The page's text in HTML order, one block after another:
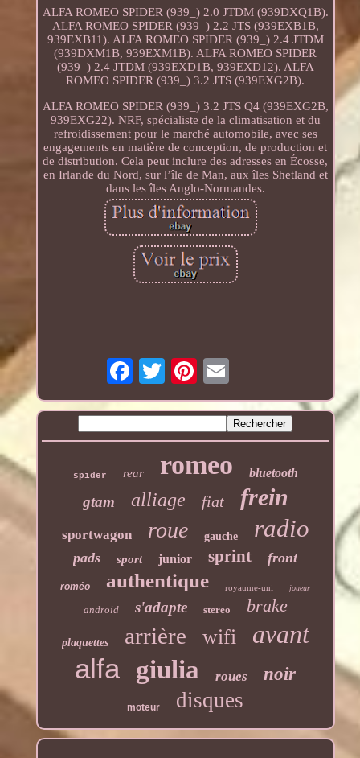
ALFA ROMEO SPIDER (939_) 2.0 JTDM (939DXQ1B).
ALFA ROMEO SPIDER (939_) 2.2 JTS (939EXB1B,
939EXB11). ALFA ROMEO SPIDER (939_) 2.4 JTDM
(939DXM1B, 939EXM1B). ALFA ROMEO SPIDER
(939_) 2.4 JTDM (939EXD1B, 939EXD12). ALFA
ROMEO SPIDER (939_) 3.2 JTS (939EXG2B).
ALFA ROMEO SPIDER (939_) 3.2 JTS Q4 (939EXG2B,
939EXG22). NRF, spécialiste de la climatisation et du
refroidissement pour le marché automobile, avec ses
engagements en matière de conception, de production et
de distribution. Cela peut inclure des adresses en Écosse,
en Irlande du Nord, sur l’île de Man, aux îles Shetland et
dans les îles Anglo-Normandes.
spider rear romeo bluetooth
gtam alliage fiat frein
sportwagon roue gauche radio
pads sport junior sprint front
roméo authentique royaume-uni joueur
android s'adapte stereo brake
plaquettes arrière wifi avant
alfa giulia roues noir
moteur disques